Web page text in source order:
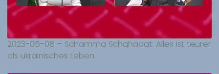
2023-05-08 – Schamma Schahadat: Alles ist teurer
als ukrainisches Leben